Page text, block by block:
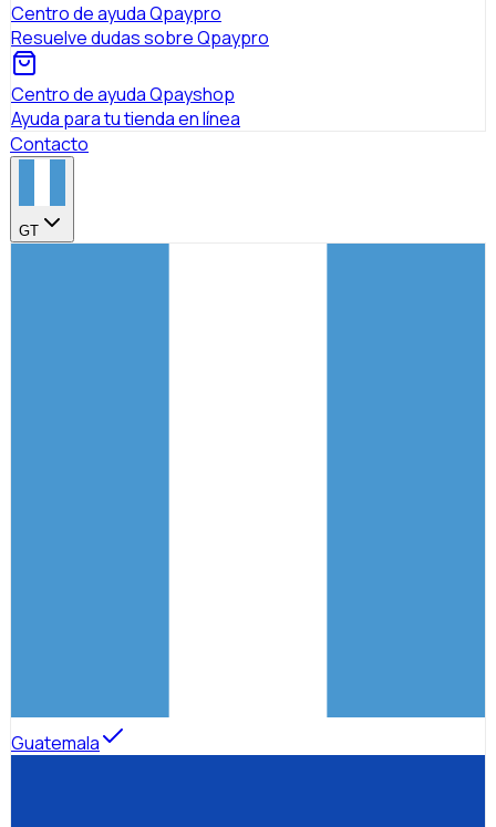
Centro de ayuda Qpaypro
Resuelve dudas sobre Qpaypro
Centro de ayuda Qpayshop
Ayuda para tu tienda en línea
Contacto
GT
Guatemala